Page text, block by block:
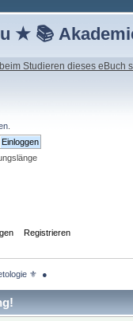
★ 📚
Studieren dieses eBuch
.
Registrieren
⚜  ●